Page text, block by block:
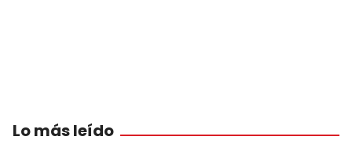
Lo más leído